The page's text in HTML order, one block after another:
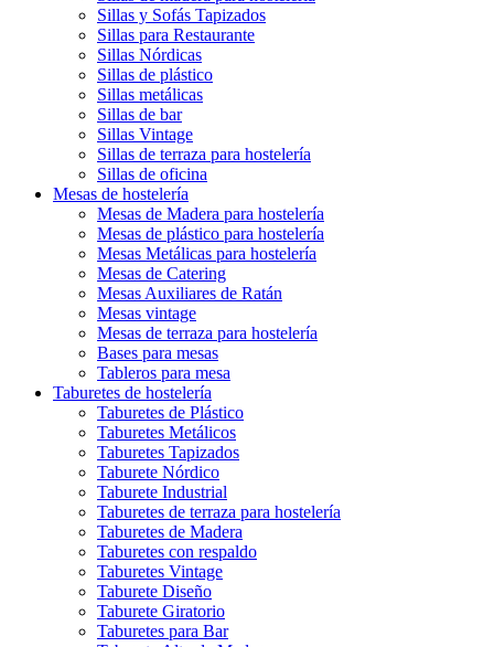
Sillas y Sofás Tapizados
Sillas para Restaurante
Sillas Nórdicas
Sillas de plástico
Sillas metálicas
Sillas de bar
Sillas Vintage
Sillas de terraza para hostelería
Sillas de oficina
Mesas de hostelería
Mesas de Madera para hostelería
Mesas de plástico para hostelería
Mesas Metálicas para hostelería
Mesas de Catering
Mesas Auxiliares de Ratán
Mesas vintage
Mesas de terraza para hostelería
Bases para mesas
Tableros para mesa
Taburetes de hostelería
Taburetes de Plástico
Taburetes Metálicos
Taburetes Tapizados
Taburete Nórdico
Taburete Industrial
Taburetes de terraza para hostelería
Taburetes de Madera
Taburetes con respaldo
Taburetes Vintage
Taburete Diseño
Taburete Giratorio
Taburetes para Bar